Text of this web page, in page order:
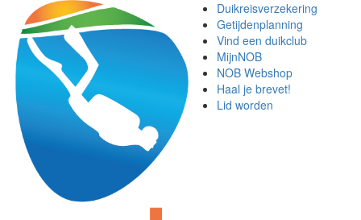
Duikreisverzekering
Getijdenplanning
Vind een duikclub
MijnNOB
NOB Webshop
Haal je brevet!
Lid worden